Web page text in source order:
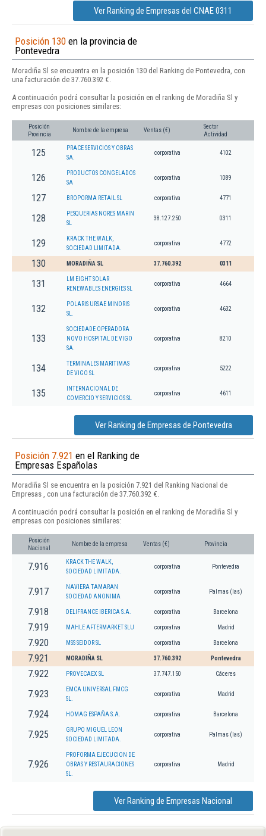
Ver Ranking de Empresas del CNAE 0311
Posición 130 en la provincia de
Pontevedra
Moradiña Sl se encuentra en la posición 130 del Ranking de Pontevedra, con
una facturación de 37.760.392 €.
A continuación podrá consultar la posición en el ranking de Moradiña Sl y
empresas con posiciones similares:
Posición
Provincia
Nombre de la empresa Ventas (€)
Sector
Actividad
125
PRACE SERVICIOS Y OBRAS
SA.
corporativa 4102
126
PRODUCTOS CONGELADOS
SA
corporativa 1089
127 BROPORMA RETAIL SL corporativa 4771
128
PESQUERIAS NORES MARIN
SL
38.127.250 0311
129
KRACK THE WALK,
SOCIEDAD LIMITADA.
corporativa 4772
130 MORADIÑA SL 37.760.392 0311
131
LM EIGHT SOLAR
RENEWABLES ENERGIES SL
corporativa 4664
132
POLARIS URSAE MINORIS
SL.
corporativa 4632
133
SOCIEDADE OPERADORA
NOVO HOSPITAL DE VIGO
SA.
corporativa 8210
134
TERMINALES MARITIMAS
DE VIGO SL
corporativa 5222
135
INTERNACIONAL DE
COMERCIO Y SERVICIOS SL
corporativa 4611
Ver Ranking de Empresas de Pontevedra
Posición 7.921 en el Ranking de
Empresas Españolas
Moradiña Sl se encuentra en la posición 7.921 del Ranking Nacional de
Empresas , con una facturación de 37.760.392 €.
A continuación podrá consultar la posición en el ranking de Moradiña Sl y
empresas con posiciones similares:
Posición
Nacional
Nombre de la empresa Ventas (€) Provincia
7.916
KRACK THE WALK,
SOCIEDAD LIMITADA.
corporativa Pontevedra
7.917
NAVIERA TAMARAN
SOCIEDAD ANONIMA
corporativa Palmas (las)
7.918 DELIFRANCE IBERICA S.A. corporativa Barcelona
7.919 MAHLE AFTERMARKET SLU corporativa Madrid
7.920 MSS SEIDOR SL corporativa Barcelona
7.921 MORADIÑA SL 37.760.392 Pontevedra
7.922 PROVECAEX SL 37.747.150 Cáceres
7.923
EMCA UNIVERSAL FMCG
SL.
corporativa Madrid
7.924 HOMAG ESPAÑA S.A. corporativa Barcelona
7.925
GRUPO MIGUEL LEON
SOCIEDAD LIMITADA.
corporativa Palmas (las)
7.926
PROFORMA EJECUCION DE
OBRAS Y RESTAURACIONES
SL.
corporativa Madrid
Ver Ranking de Empresas Nacional